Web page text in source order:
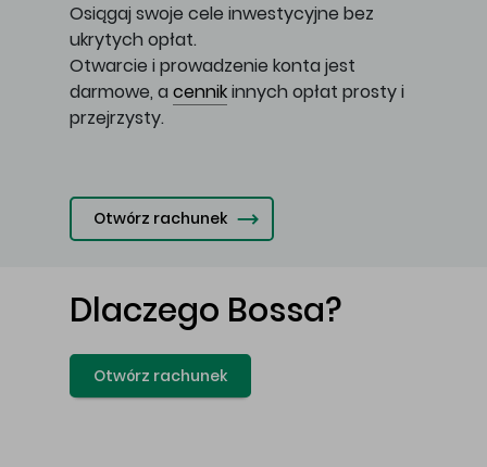
Osiągaj swoje cele inwestycyjne bez
ukrytych opłat.
Otwarcie i prowadzenie konta jest
darmowe, a cennikinnych opłat prosty i
przejrzysty.
Otwórz rachunek
Dlaczego Bossa?
Otwórz rachunek